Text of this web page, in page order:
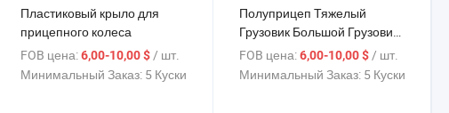
Пластиковый крыло для
прицепного колеса
FOB цена: 6,00-10,00 $/ шт.
Минимальный Заказ: 5 Куски
Полуприцеп Тяжелый
Грузовик Большой Грузовик
Алюминиевые Крылья
FOB цена: 6,00-10,00 $/ шт.
Минимальный Заказ: 5 Куски